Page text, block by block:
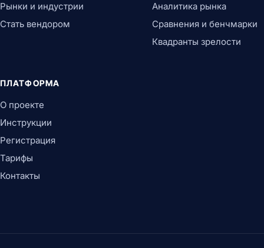
Рынки и индустрии
Стать вендором
Аналитика рынка
Сравнения и бенчмарки
Квадранты зрелости
ПЛАТФОРМА
О проекте
Инструкции
Регистрация
Тарифы
Контакты